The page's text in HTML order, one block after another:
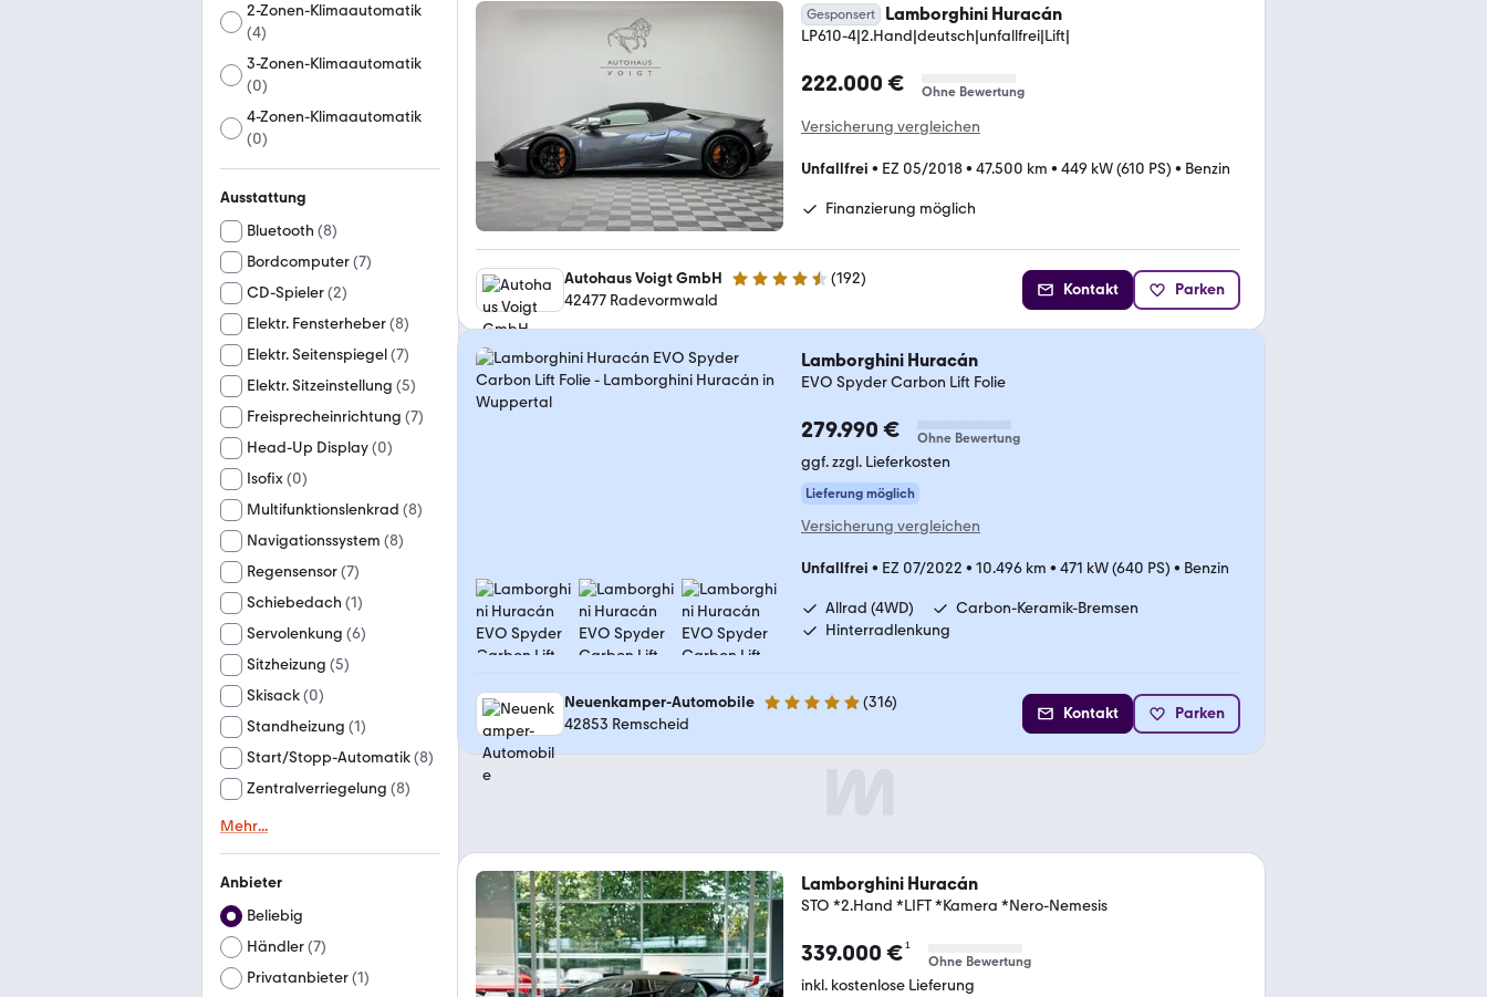
2-Zonen-Klimaautomatik
(4)
3-Zonen-Klimaautomatik
(0)
4-Zonen-Klimaautomatik
(0)
Ausstattung
Bluetooth (8)
Bordcomputer(7)
CD-Spieler(2)
Elektr. Fensterheber(8)
Elektr. Seitenspiegel(7)
Elektr. Sitzeinstellung (5)
Freisprecheinrichtung (7)
Head-Up Display(0)
Isofix(0)
Multifunktionslenkrad (8)
Navigationssystem (8)
Regensensor(7)
Schiebedach (1)
Servolenkung (6)
Sitzheizung (5)
Skisack(0)
Standheizung (1)
Start/Stopp-Automatik(8)
Zentralverriegelung (8)
Mehr...
Anbieter
Beliebig
Händler(7)
Privatanbieter(1)
Gesponsert Lamborghini Huracán
LP610-4|2.Hand|deutsch|unfallfrei|Lift|
222.000 € Ohne Bewertung
Versicherung vergleichen
Unfallfrei • EZ 05/2018• 47.500 km • 449 kW (610 PS) • Benzin
Finanzierung möglich
Autohaus Voigt GmbH 4.7 Sterne (192)
42477 Radevormwald
Kontakt Parken
Lamborghini Huracán
EVO Spyder Carbon Lift Folie
279.990 € Ohne Bewertung
ggf. zzgl. Lieferkosten
Lieferung möglich
Versicherung vergleichen
Unfallfrei • EZ 07/2022 • 10.496 km • 471 kW (640 PS) • Benzin
Allrad (4WD)
Carbon-Keramik-Bremsen
Hinterradlenkung
Neuenkamper-Automobile 4.8 Sterne (316)
42853 Remscheid
Kontakt Parken
Lamborghini Huracán
STO *2.Hand *LIFT *Kamera *Nero-Nemesis
339.000 €¹
Ohne Bewertung
inkl. kostenlose Lieferung